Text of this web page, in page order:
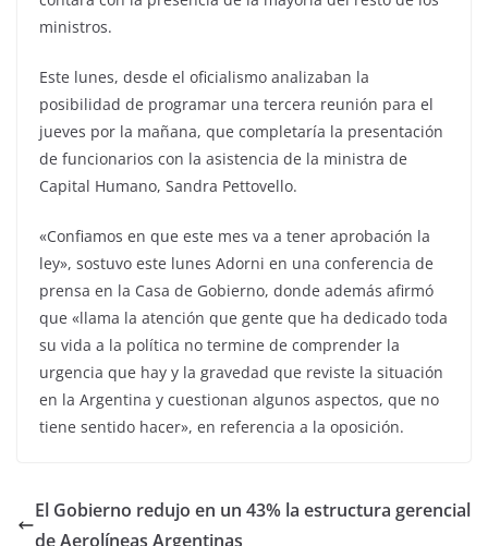
ministros.
Este lunes, desde el oficialismo analizaban la
posibilidad de programar una tercera reunión para el
jueves por la mañana, que completaría la presentación
de funcionarios con la asistencia de la ministra de
Capital Humano, Sandra Pettovello.
«Confiamos en que este mes va a tener aprobación la
ley», sostuvo este lunes Adorni en una conferencia de
prensa en la Casa de Gobierno, donde además afirmó
que «llama la atención que gente que ha dedicado toda
su vida a la política no termine de comprender la
urgencia que hay y la gravedad que reviste la situación
en la Argentina y cuestionan algunos aspectos, que no
tiene sentido hacer», en referencia a la oposición.
El Gobierno redujo en un 43% la estructura gerencial
de Aerolíneas Argentinas